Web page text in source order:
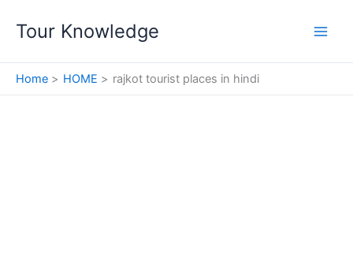
Tour Knowledge
Home HOME rajkot tourist places in hindi